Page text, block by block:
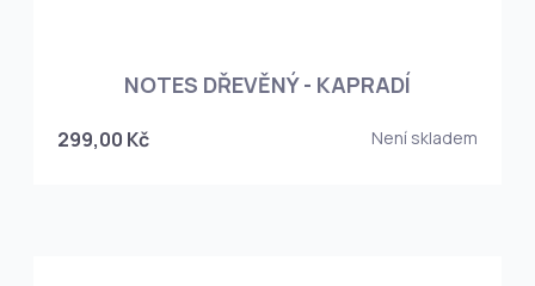
NOTES DŘEVĚNÝ - KAPRADÍ
299,00 Kč Není skladem